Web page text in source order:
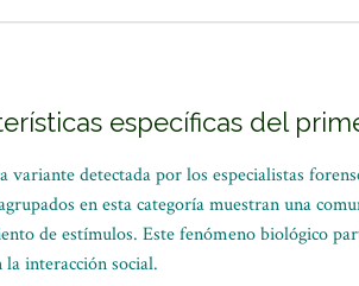
específicas del
variante detectada por los especialistas
en esta categoría muestran una
de estímulos. Este fenómeno biológico
la interacción social.